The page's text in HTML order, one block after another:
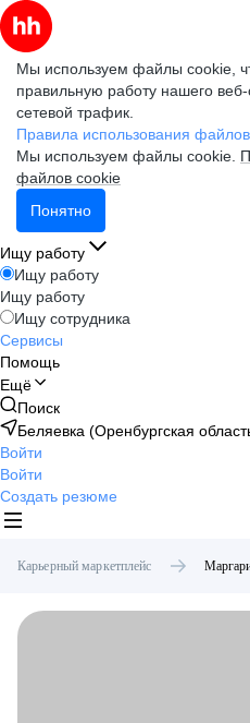
Мы используем файлы cookie,
правильную работу нашего
сетевой трафик.
Правила использования
Мы используем файлы cookie.
файлов cookie
Понятно
Ищу работу
Ищу работу
Ищу работу
Ищу сотрудника
Сервисы
Помощь
Ещё
Поиск
Беляевка (Оренбургская
Войти
Войти
Создать резюме
Карьерный маркетплейс